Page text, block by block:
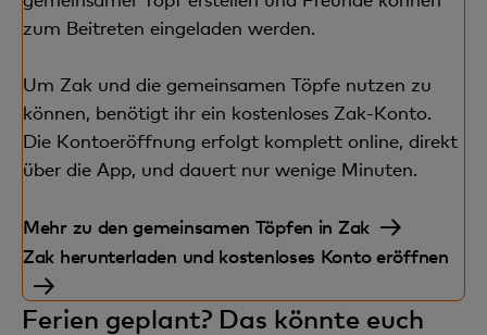
zum Beitreten eingeladen werden.
Um Zak und die gemeinsamen Töpfe nutzen zu
können, benötigt ihr ein kostenloses Zak-Konto.
Die Kontoeröffnung erfolgt komplett online, direkt
über die App, und dauert nur wenige Minuten.
Mehr zu den gemeinsamen Töpfen in Zak
Zak herunterladen und kostenloses Konto eröffnen
Ferien geplant? Das könnte euch